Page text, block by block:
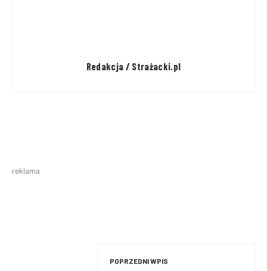
Redakcja / Strażacki.pl
reklama
POPRZEDNI WPIS